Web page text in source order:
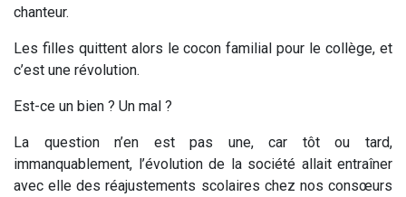
chanteur.
Les filles quittent alors le cocon familial pour le collège, et
c’est une révolution.
Est-ce un bien ? Un mal ?
La question n’en est pas une, car tôt ou tard,
immanquablement, l’évolution de la société allait entraîner
avec elle des réajustements scolaires chez nos consœurs